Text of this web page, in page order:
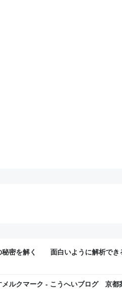
秘密を解く 面白いように解析でき
章研究について
ルクマーク - こうへいブログ 京都